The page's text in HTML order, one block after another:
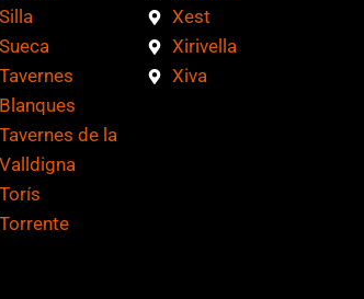
Silla
Sueca
Tavernes
Blanques
Tavernes de la
Valldigna
Torís
Torrente
Xest
Xirivella
Xiva